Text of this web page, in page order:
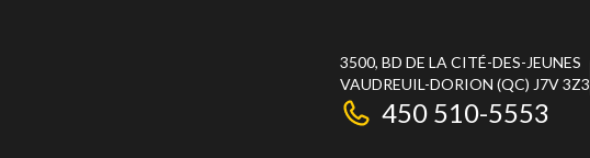
3500, BD DE LA CITÉ-DES-JEUNES
VAUDREUIL-DORION (QC) J7V 3Z3
450 510-5553